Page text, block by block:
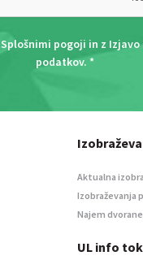
Splošnimi pogoji in z Izjavo
podatkov. *
Aktualna
Izobraževanja
Najem dvorane
UL info tok